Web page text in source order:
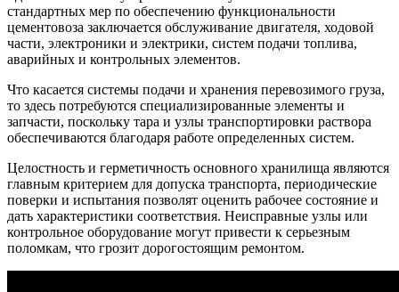
стандартных мер по обеспечению функциональности
цементовоза заключается обслуживание двигателя, ходовой
части, электроники и электрики, систем подачи топлива,
аварийных и контрольных элементов.
Что касается системы подачи и хранения перевозимого груза,
то здесь потребуются специализированные элементы и
запчасти, поскольку тара и узлы транспортировки раствора
обеспечиваются благодаря работе определенных систем.
Целостность и герметичность основного хранилища являются
главным критерием для допуска транспорта, периодические
поверки и испытания позволят оценить рабочее состояние и
дать характеристики соответствия. Неисправные узлы или
контрольное оборудование могут привести к серьезным
поломкам, что грозит дорогостоящим ремонтом.